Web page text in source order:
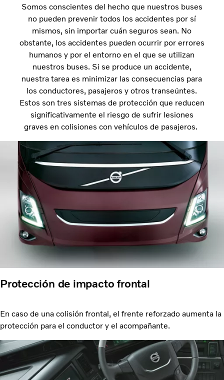
Somos conscientes del hecho que nuestros buses
no pueden prevenir todos los accidentes por sí
mismos, sin importar cuán seguros sean. No
obstante, los accidentes pueden ocurrir por errores
humanos y por el entorno en el que se utilizan
nuestros buses. Si se produce un accidente,
nuestra tarea es minimizar las consecuencias para
los conductores, pasajeros y otros transeúntes.
Estos son tres sistemas de protección que reducen
significativamente el riesgo de sufrir lesiones
graves en colisiones con vehículos de pasajeros.
Protección de impacto frontal
En caso de una colisión frontal, el frente reforzado aumenta la
protección para el conductor y el acompañante.